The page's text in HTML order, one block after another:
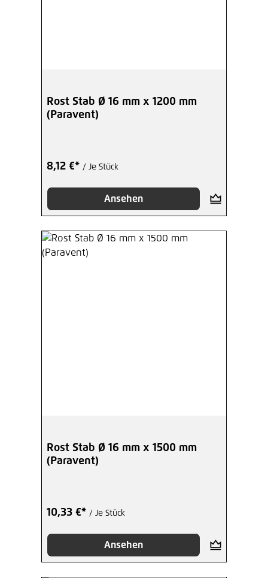
Rost Stab Ø 16 mm x 1200 mm
(Paravent)
8,12 €* / Je Stück
Ansehen
Rost Stab Ø 16 mm x 1500 mm
(Paravent)
10,33 €* / Je Stück
Ansehen